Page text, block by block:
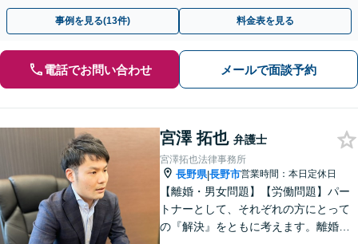
事例を見る(13件) 料金表を見る
電話でお問い合わせ メールで面談予約
宮澤 拓也 弁護士
宮澤拓也法律事務所
長野県|長野市営業時間：本日定休日
【離婚・男女問題】【労働問題】パー
トナーとして、それぞれの方にとって
の『解決』をともに考えます。離婚・